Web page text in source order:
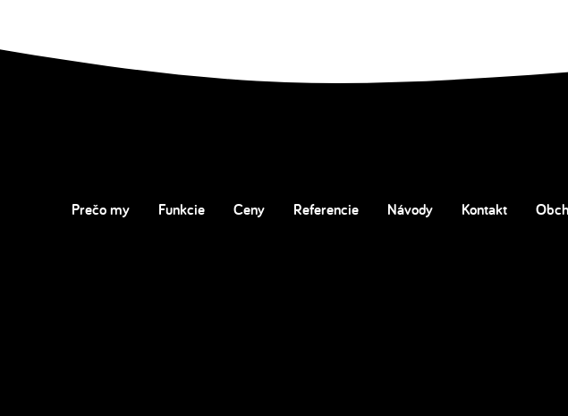
Prečo my Funkcie Ceny Referencie Návody Kontakt